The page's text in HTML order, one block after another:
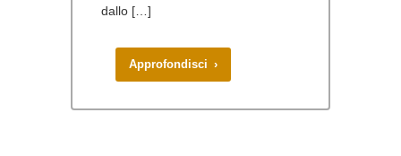
dallo […]
Approfondisci ›